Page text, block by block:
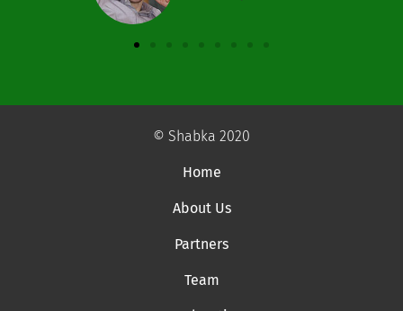
© Shabka 2020
Home
About Us
Partners
Team